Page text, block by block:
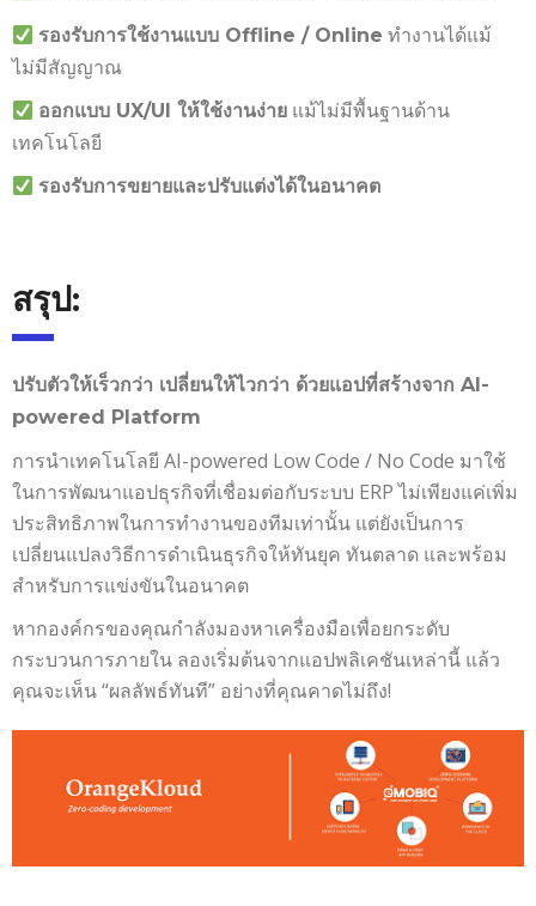
รองรับการใช้งานแบบ Offline / Online ทำงานได้แม้
ไม่มีสัญญาณ
ออกแบบ UX/UI ให้ใช้งานง่าย แม้ไม่มีพื้นฐานด้าน
เทคโนโลยี
รองรับการขยายและปรับแต่งได้ในอนาคต
สรุป:
ปรับตัวให้เร็วกว่า เปลี่ยนให้ไวกว่า ด้วยแอปที่สร้างจาก AI-
powered Platform
การนำเทคโนโลยี AI-powered Low Code / No Code มาใช้
ในการพัฒนาแอปธุรกิจที่เชื่อมต่อกับระบบ ERP ไม่เพียงแค่เพิ่ม
ประสิทธิภาพในการทำงานของทีมเท่านั้น แต่ยังเป็นการ
เปลี่ยนแปลงวิธีการดำเนินธุรกิจให้ทันยุค ทันตลาด และพร้อม
สำหรับการแข่งขันในอนาคต
หากองค์กรของคุณกำลังมองหาเครื่องมือเพื่อยกระดับ
กระบวนการภายใน ลองเริ่มต้นจากแอปพลิเคชันเหล่านี้ แล้ว
คุณจะเห็น “ผลลัพธ์ทันที” อย่างที่คุณคาดไม่ถึง!